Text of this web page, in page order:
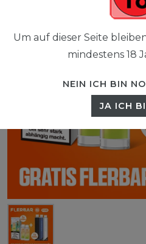
Um auf dieser Seite
mindestens 18
NEIN ICH BIN
JA ICH